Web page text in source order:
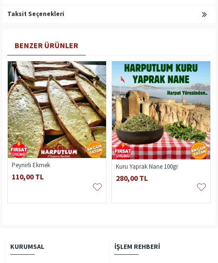
Taksit Seçenekleri
BENZER ÜRÜNLER
Peynirli Ekmek
110,00 TL
Kuru Yaprak Nane 100gr
280,00 TL
KURUMSAL İŞLEM REHBERI